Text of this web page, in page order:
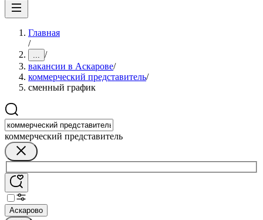
Главная
/
... /
вакансии в Аскарове/
коммерческий представитель/
сменный график
коммерческий представитель
Аскарово